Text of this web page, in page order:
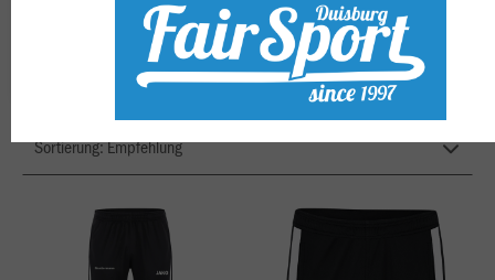
Farbe
mehr Infos
Datenschutz
Impressum